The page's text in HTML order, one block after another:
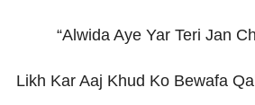
“Alwida Aye Yar Teri Jan
Likh Kar Aaj Khud Ko Bewafa